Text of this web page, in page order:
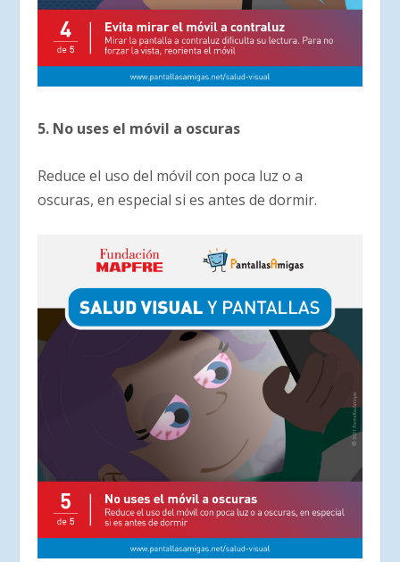
5. No uses el móvil a oscuras
Reduce el uso del móvil con poca luz o a
oscuras, en especial si es antes de dormir.